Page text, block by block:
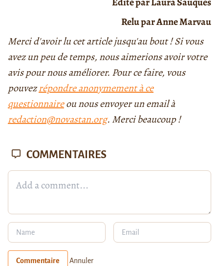
Relu par Anne Marvau
Merci d'avoir lu cet article jusqu'au bout ! Si vous
avez un peu de temps, nous aimerions avoir votre
avis pour nous améliorer. Pour ce faire, vous
pouvezrépondre anonymement à ce
questionnaireou nous envoyer un email à
redaction@novastan.org. Merci beaucoup !
COMMENTAIRES
Commentaire Annuler